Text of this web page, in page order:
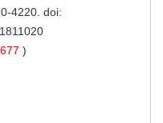
4220. doi:
677 )